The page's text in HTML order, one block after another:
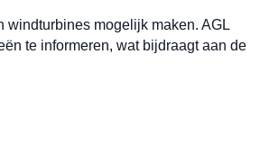
mogelijk maken. AGL
te informeren, wat bijdraagt aan de